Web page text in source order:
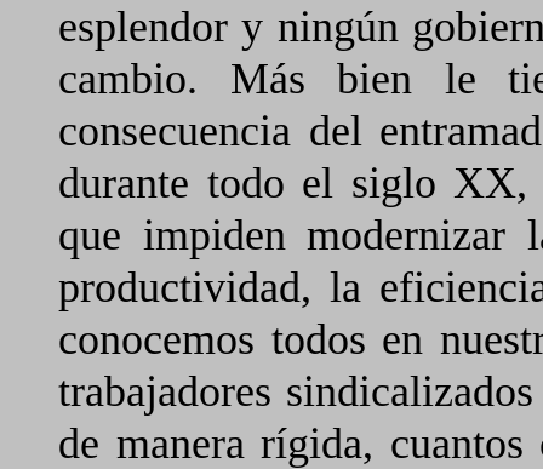
esplendor y ningún
cambio. Más bien le
consecuencia del
durante todo el siglo XX,
que impiden modernizar
productividad, la
conocemos todos en
trabajadores
de manera rígida,